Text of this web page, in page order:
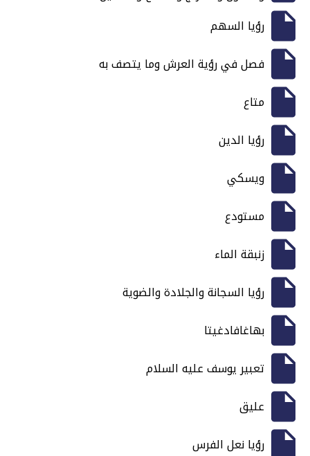
رؤيا السهم
فصل في رؤية العرش وما يتصف به
متاع
رؤيا الدين
ويسكي
مستودع
زنبقة الماء
رؤيا السجانة والجلادة والضوية
بهاغافادغيتا
تعبير يوسف عليه السلام
عليق
رؤيا نعل الفرس